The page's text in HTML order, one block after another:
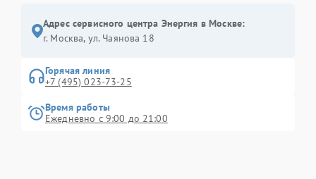
Адрес сервисного центра Энергия в Москве:
г. Москва, ул. Чаянова 18
Горячая линия
+7 (495) 023-73-25
Время работы
Ежедневно с 9:00 до 21:00